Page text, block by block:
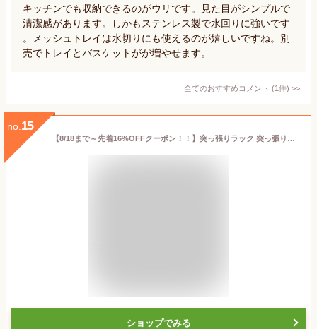
キッチンでも収納できるのがウリです。見た目がシンプルで
清潔感があります。しかもステンレス製で水回りに強いです
。メッシュトレイは水切りにも使えるのが嬉しいですね。別
売でトレイとバスケットがが増やせます。
全てのおすすめコメント (1件) >
no. 15
【8/18まで～先着16%OFFクーポン！！】突っ張りラック 突っ張り棚 収納棚 収納ラック ラダーラック パーテーションラック 設置簡単 高さ調整 伸縮 木製 間仕切り 壁面 収納 木製 薄型 省スペース ウォールシェルフ おしゃれ 壁面ラック キッチン 玄関 幅60cm
ショップでみる